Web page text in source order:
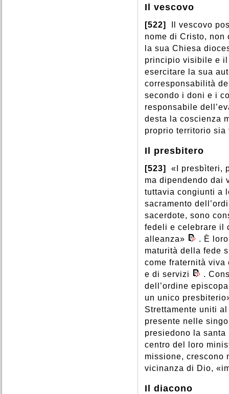
Il vescovo
[522]
Il vescovo
nome di Cristo, non
la sua Chiesa
principio visibile e il
esercitare la sua
corresponsabilità
secondo i doni e i
responsabile
desta la coscienza
proprio territorio
Il presbitero
[523]
«I presbìteri,
ma dipendendo dai
tuttavia congiunti a
sacramento
sacerdote, sono
fedeli e celebrare il
alleanza»
. È
maturità della fede
come fraternità
e di servizi
.
dell’ordine
un unico
Strettamente uniti
presente nelle
presiedono la
centro del loro
missione, crescono
vicinanza di Dio,
Il diacono